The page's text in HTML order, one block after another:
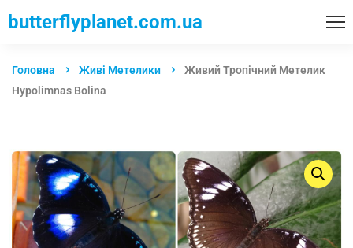
butterflyplanet.com.ua
Головна Живі Метелики
Живий Тропічний Метелик
Hypolimnas Bolina